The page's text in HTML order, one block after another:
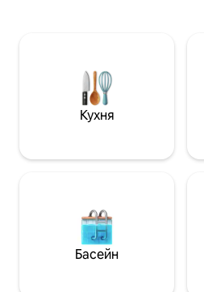
картку та посвідчення особи
державного зразка (віком 21 року)
включає всі податки/збори (Під
вашого перебування не
стягуватиметься додаткові
Кухня
Басейн